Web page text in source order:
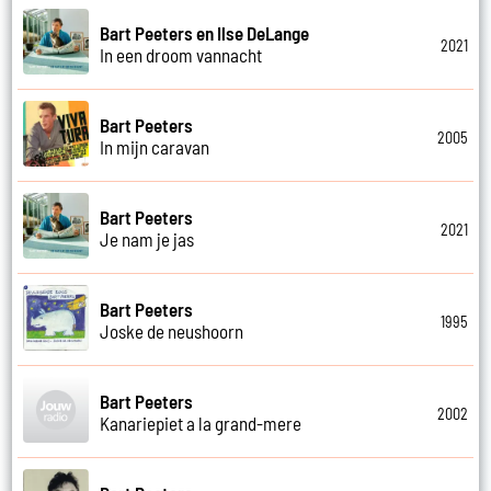
Bart Peeters en Ilse DeLange
In een droom vannacht
2021
Bart Peeters
In mijn caravan
2005
Bart Peeters
Je nam je jas
2021
Bart Peeters
Joske de neushoorn
1995
Bart Peeters
Kanariepiet a la grand-mere
2002